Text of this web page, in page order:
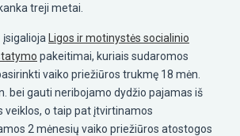
treji metai.
Ligos ir motinystės socialinio
pakeitimai, kuriais sudaromos
vaiko priežiūros trukmę 18 mėn.
bei gauti neribojamo dydžio pajamas iš
veiklos, o taip pat įtvirtinamos
2 mėnesių vaiko priežiūros atostogos